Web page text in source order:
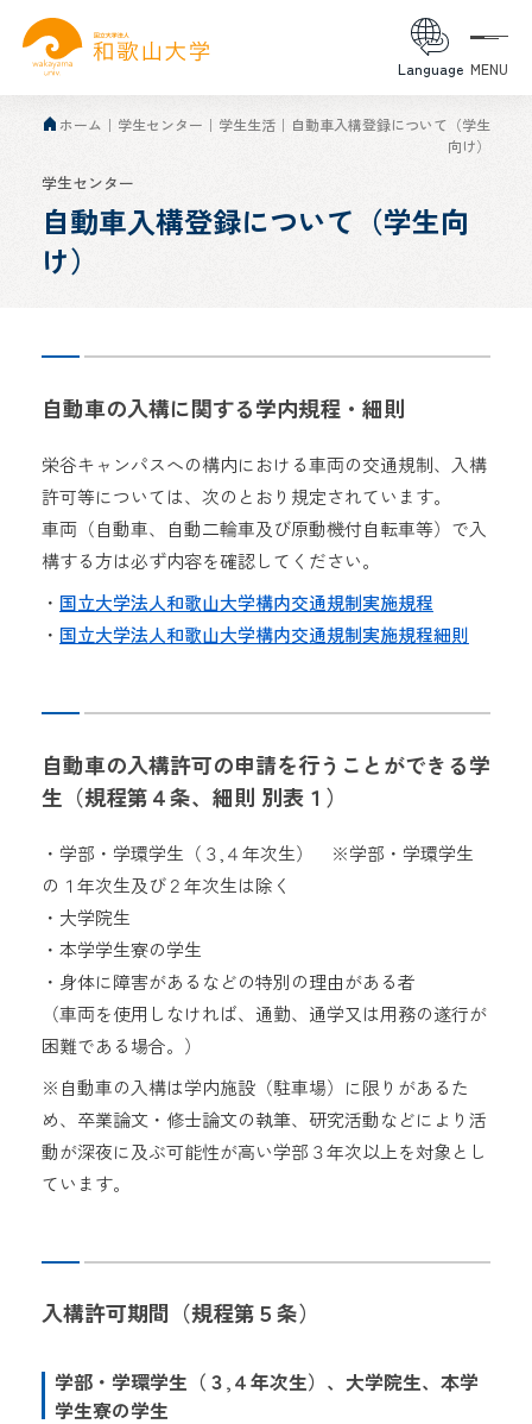
Language MENU
ホーム 学生センター 学生生活
自動車入構登録について（学生
向け）
学生センター
自動車入構登録について（学生向
け）
自動車の入構に関する学内規程・細則
栄谷キャンパスへの構内における車両の交通規制、入構
許可等については、次のとおり規定されています。
車両（自動車、自動二輪車及び原動機付自転車等）で入
構する方は必ず内容を確認してください。
・ 国立大学法人和歌山大学構内交通規制実施規程
・ 国立大学法人和歌山大学構内交通規制実施規程細則
自動車の入構許可の申請を行うことができる学
生（規程第４条、細則 別表１）
・学部・学環学生（３,４年次生） ※学部・学環学生
の１年次生及び２年次生は除く
・大学院生
・本学学生寮の学生
・身体に障害があるなどの特別の理由がある者
（車両を使用しなければ、通勤、通学又は用務の遂行が
困難である場合。）
※自動車の入構は学内施設（駐車場）に限りがあるた
め、卒業論文・修士論文の執筆、研究活動などにより活
動が深夜に及ぶ可能性が高い学部３年次以上を対象とし
ています。
入構許可期間（規程第５条）
学部・学環学生（３,４年次生）、大学院生、本学
学生寮の学生